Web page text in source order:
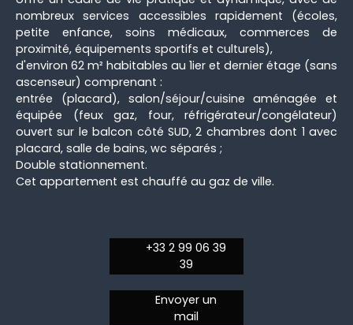
nombreux services accessibles rapidement (écoles,
petite enfance, soins médicaux, commerces de
proximité, équipements sportifs et culturels),
d'environ 62 m² habitables au 1ier et dernier étage (sans
ascenseur) comprenant :
entrée (placard), salon/séjour/cuisine aménagée et
équipée (feux gaz, four, réfrigérateur/congélateur)
ouvert sur le balcon côté SUD, 2 chambres dont 1 avec
placard, salle de bains, wc séparés ;
Double stationnement.
Cet appartement est chauffé au gaz de ville.
+33 2 99 06 39
39
Envoyer un
mail